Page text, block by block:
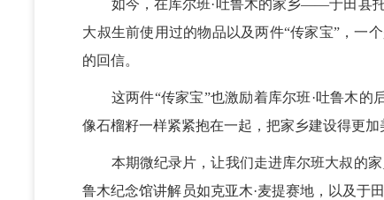
如今，在库尔班·吐鲁木的家乡——于田县托
大叔生前使用过的物品以及两件“传家宝”，一
的回信。
这两件“传家宝”也激励着库尔班·吐鲁木的
像石榴籽一样紧紧抱在一起，把家乡建设得更加
本期微纪录片，让我们走进库尔班大叔的家
鲁木纪念馆讲解员如克亚木·麦提赛地，以及于